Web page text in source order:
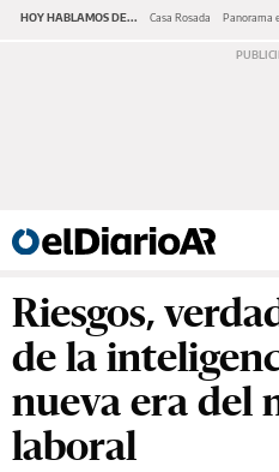
HOY HABLAMOS DE... Casa Rosada Panorama
Riesgos,
de la
nueva era del
laboral